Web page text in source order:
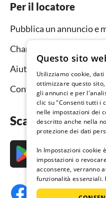
Per il locatore
Pubblica un annuncio e
Channel Manager
Aiuto per i locatori
Contatto
Scarica subito
Questo sito
Utilizziamo cookie,
ottimizzare questo
gli annunci e per
clic su "Consenti tutti i
nelle impostazioni dei
descritto anche nella
protezione dei dati
In Impostazioni cookie
impostazioni o
acconsente, verranno
funzionalità essenziali.